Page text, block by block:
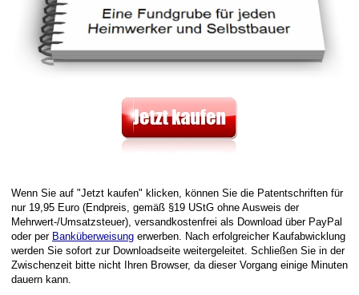
Wenn Sie auf "Jetzt kaufen" klicken, können Sie die Patentschriften für
nur 19,95 Euro (Endpreis, gemäß §19 UStG ohne Ausweis der
Mehrwert-/Umsatzsteuer), versandkostenfrei als Download über PayPal
oder per Banküberweisung erwerben. Nach erfolgreicher Kaufabwicklung
werden Sie sofort zur Downloadseite weitergeleitet. Schließen Sie in der
Zwischenzeit bitte nicht Ihren Browser, da dieser Vorgang einige Minuten
dauern kann.